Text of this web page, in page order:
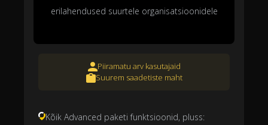
erilahendused suurtele organisatsioonidele
Piiramatu arv kasutajaid
Suurem saadetiste maht
Kõik Advanced paketi funktsioonid, pluss: